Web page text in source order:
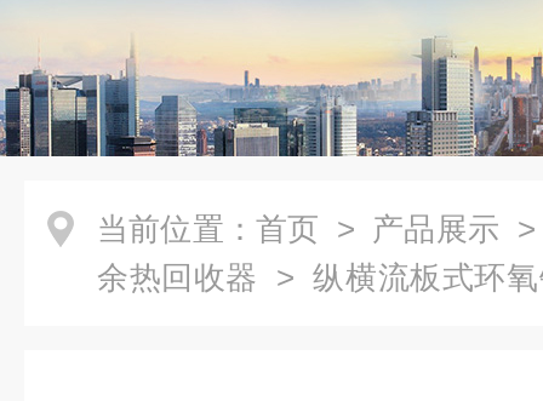
当前位置： 首页 > 产品展示
余热回收器 > 纵横流板式环